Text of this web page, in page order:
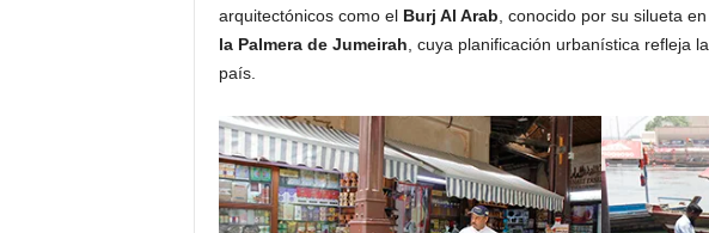
arquitectónicos como el Burj Al Arab , conocido por su silueta
la Palmera de Jumeirah , cuya planificación urbanística refleja
país.